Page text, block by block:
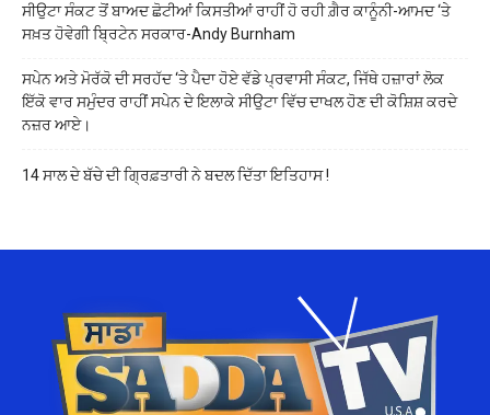
ਸੀਉਟਾ ਸੰਕਟ ਤੋਂ ਬਾਅਦ ਛੋਟੀਆਂ ਕਿਸਤੀਆਂ ਰਾਹੀਂ ਹੋ ਰਹੀ ਗ਼ੈਰ ਕਾਨੂੰਨੀ-ਆਮਦ ‘ਤੇ
ਸਖ਼ਤ ਹੋਵੇਗੀ ਬ੍ਰਿਟੇਨ ਸਰਕਾਰ-Andy Burnham
ਸਪੇਨ ਅਤੇ ਮੋਰੱਕੋ ਦੀ ਸਰਹੱਦ ‘ਤੇ ਪੈਦਾ ਹੋਏ ਵੱਡੇ ਪ੍ਰਵਾਸੀ ਸੰਕਟ, ਜਿੱਥੇ ਹਜ਼ਾਰਾਂ ਲੋਕ
ਇੱਕੋ ਵਾਰ ਸਮੁੰਦਰ ਰਾਹੀਂ ਸਪੇਨ ਦੇ ਇਲਾਕੇ ਸੀਉਟਾ ਵਿੱਚ ਦਾਖਲ ਹੋਣ ਦੀ ਕੋਸ਼ਿਸ਼ ਕਰਦੇ
ਨਜ਼ਰ ਆਏ।
14 ਸਾਲ ਦੇ ਬੱਚੇ ਦੀ ਗ੍ਰਿਫ਼ਤਾਰੀ ਨੇ ਬਦਲ ਦਿੱਤਾ ਇਤਿਹਾਸ !